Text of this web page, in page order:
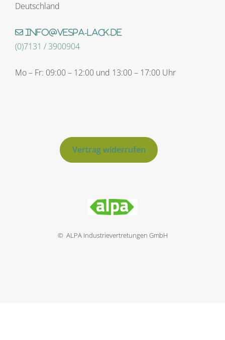
Deutschland
info@vespa-lack.de
(0)7131 / 3900904
Mo – Fr: 09:00 – 12:00 und 13:00 – 17:00 Uhr
Vertrag widerrufen
© ALPA Industrievertretungen GmbH